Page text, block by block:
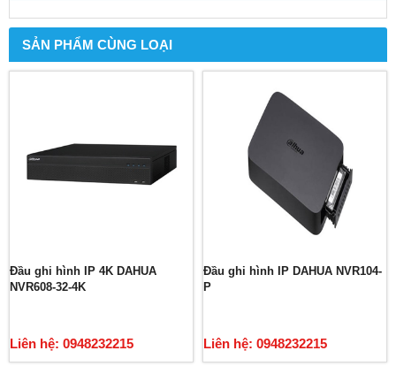
SẢN PHẨM CÙNG LOẠI
Đầu ghi hình IP 4K DAHUA
NVR608-32-4K
Liên hệ: 0948232215
Đầu ghi hình IP DAHUA NVR104-
P
Liên hệ: 0948232215